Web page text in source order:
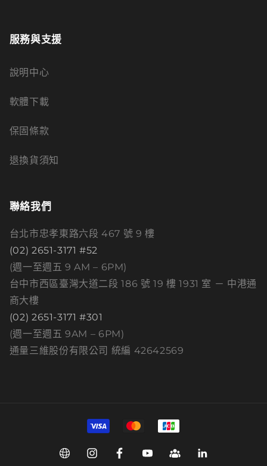
服務與支援
說明中心
軟體下載
保固條款
退換貨須知
聯絡我們
台北市忠孝東路六段 467 號 9 樓
(02) 2651-3171 #52
(週一至週五 9 AM – 6PM)
台中市西區臺灣大道二段 186 號 19 樓 1931 室 － 中港通
商大樓
(02) 2651-3171 #301
(週一至週五 9AM – 6PM)
通量三維股份有限公司 統編 42642569
Web InstagramFacebookYouTubeGroup Linkedin